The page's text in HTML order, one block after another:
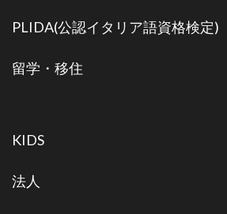
PLIDA(公認イタリア語資格検定)
留学・移住
KIDS
法人